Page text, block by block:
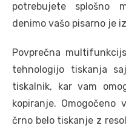
potrebujete splošno
denimo vašo pisarno je
Povprečna
tehnologijo tiskanja
tiskalnik, kar vam
kopiranje.
črno belo tiskanje z